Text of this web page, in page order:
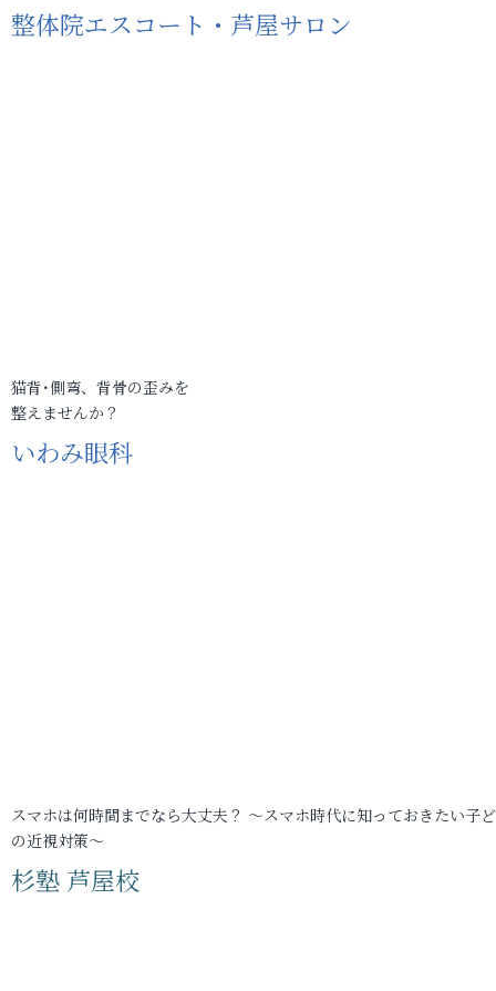
整体院エスコート・芦屋サロン
猫背･側弯、背骨の歪みを
整えませんか？
いわみ眼科
スマホは何時間までなら大丈夫？ ～スマホ時代に知っておきたい子
の近視対策～
杉塾 芦屋校